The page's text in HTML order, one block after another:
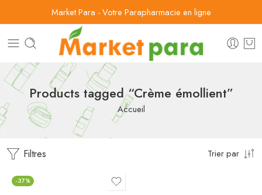
Market Para - Votre Parapharmacie en ligne
Products tagged “Crème émollient”
Accueil
Filtres Trier par
-37%